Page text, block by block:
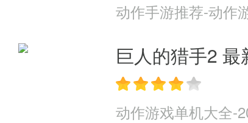
动作手游推荐-动作
巨人的猎手2 最
动作游戏单机大全-